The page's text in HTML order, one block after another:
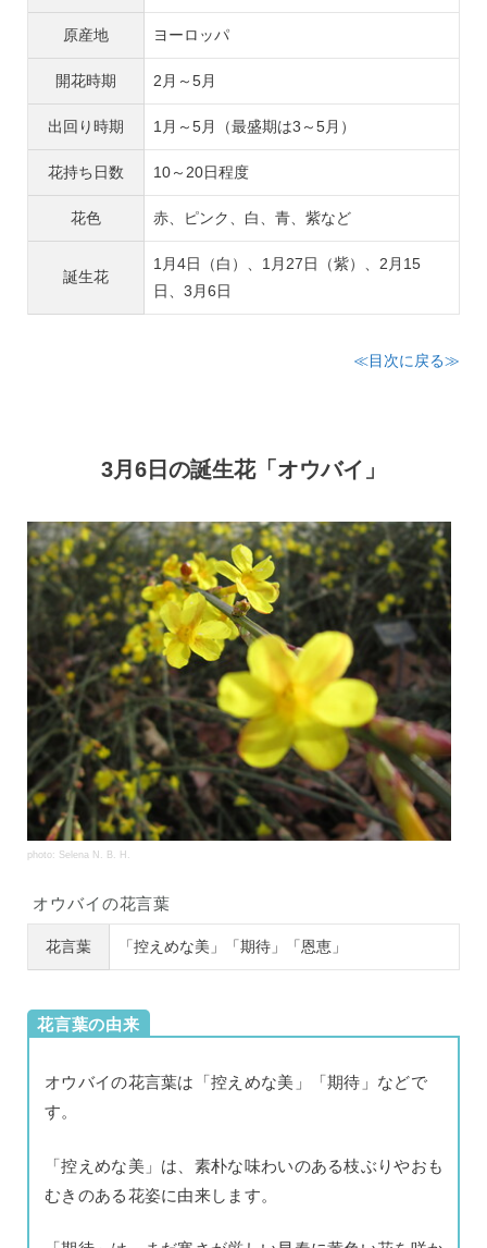
原産地 ヨーロッパ
開花時期 2月～5月
出回り時期 1月～5月（最盛期は3～5月）
花持ち日数 10～20日程度
花色 赤、ピンク、白、青、紫など
誕生花
1月4日（白）、1月27日（紫）、2月15
日、3月6日
≪目次に戻る≫
3月6日の誕生花「オウバイ」
photo: Selena N. B. H.
オウバイの花言葉
花言葉 「控えめな美」「期待」「恩恵」
花言葉の由来
オウバイの花言葉は「控えめな美」「期待」などで
す。
「控えめな美」は、素朴な味わいのある枝ぶりやおも
むきのある花姿に由来します。